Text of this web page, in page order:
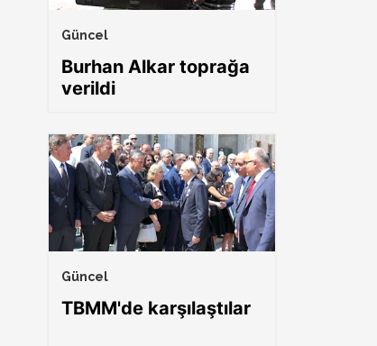
Güncel
Burhan Alkar toprağa
verildi
Güncel
TBMM'de karşılaştılar